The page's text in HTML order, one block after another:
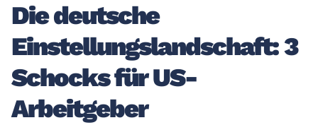
Die deutsche
Einstellungslandschaft: 3
Schocks für US-
Arbeitgeber